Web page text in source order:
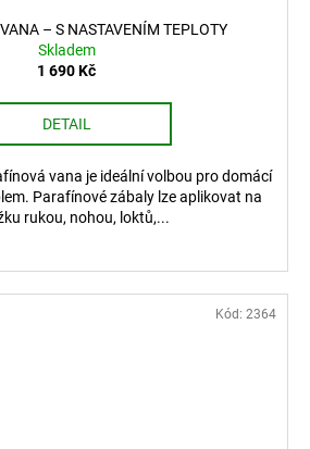
– S NASTAVENÍM TEPLOTY
Skladem
1 690 Kč
DETAIL
vana je ideální volbou pro domácí
Parafínové zábaly lze aplikovat na
rukou, nohou, loktů,...
Kód: 2364